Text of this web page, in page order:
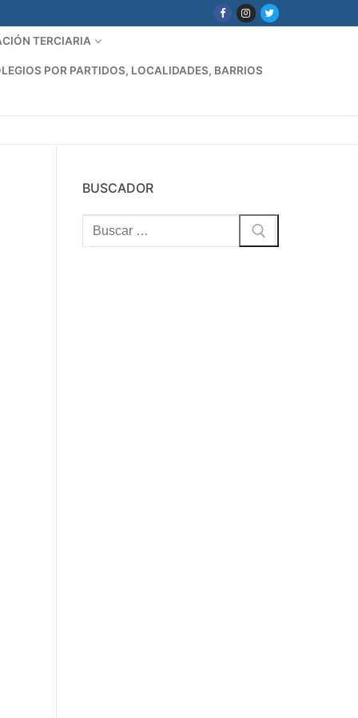
TERCIARIA
POR PARTIDOS, LOCALIDADES, BARRIOS
BUSCADOR
Buscar: